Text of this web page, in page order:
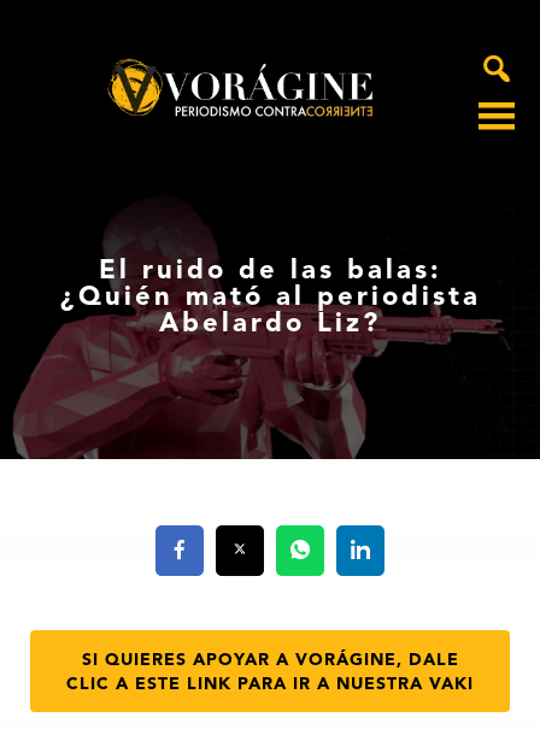
El ruido de las balas:
¿Quién mató al periodista
Abelardo Liz?
SI QUIERES APOYAR A VORÁGINE, DALE
CLIC A ESTE LINK PARA IR A NUESTRA VAKI